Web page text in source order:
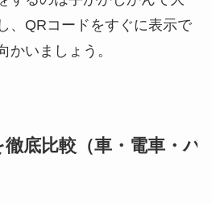
、QRコードをすぐに表示で
かいましょう。
底比較（車・電車・バ